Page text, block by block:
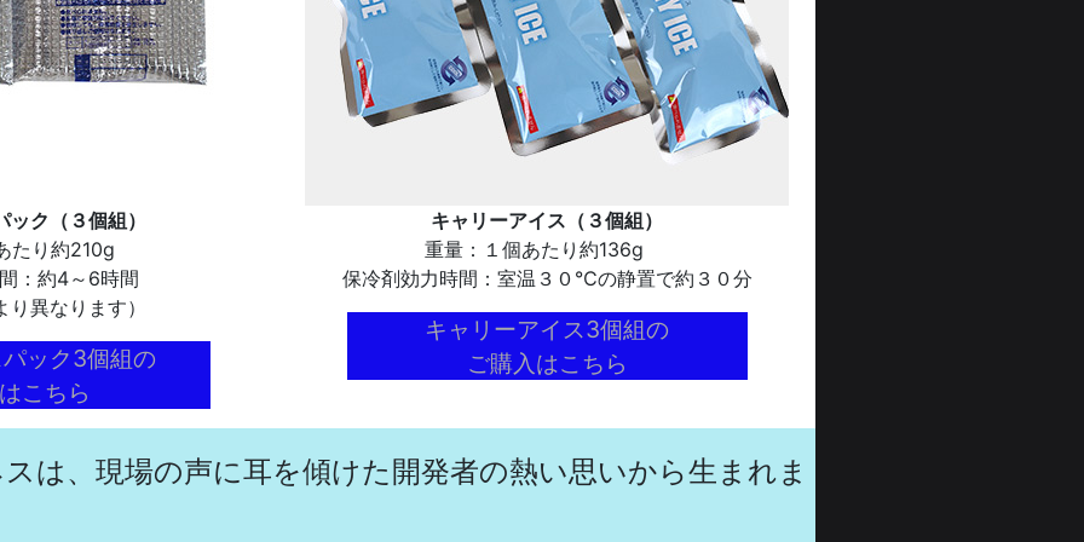
ク（３個組）
たり約210g
：約4～6時間
異なります）
ック3個組の
こちら
キャリーアイス（３個組）
重量：１個あたり約136g
保冷剤効力時間：室温３０℃の静置で約３０分
キャリーアイス3個組の
ご購入はこちら
は、現場の声に耳を傾けた開発者の熱い思いから生まれま